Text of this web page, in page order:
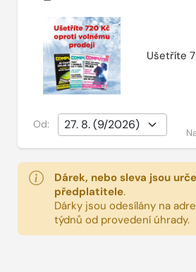
Ušetříte
Od:
Dárek, nebo sleva jsou
předplatitele.
Dárky jsou odesílány na
týdnů od provedení úhrady.